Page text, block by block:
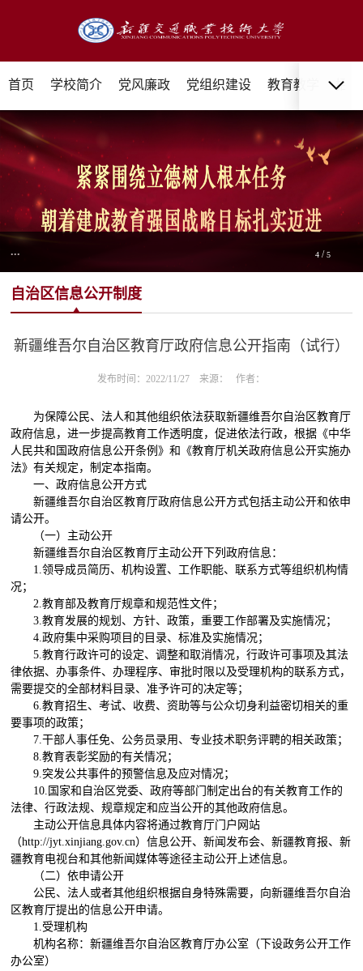
首页 学校简介 党风廉政 党组织建设 教育教学 招
... 4 /5
自治区信息公开制度
新疆维吾尔自治区教育厅政府信息公开指南（试行）
发布时间：2022/11/27 来源： 作者：
为保障公民、法人和其他组织依法获取新疆维吾尔自治区教育厅
政府信息，进一步提高教育工作透明度，促进依法行政，根据《中华
人民共和国政府信息公开条例》和《教育厅机关政府信息公开实施办
法》有关规定，制定本指南。
一、政府信息公开方式
新疆维吾尔自治区教育厅政府信息公开方式包括主动公开和依申
请公开。
（一）主动公开
新疆维吾尔自治区教育厅主动公开下列政府信息：
1.领导成员简历、机构设置、工作职能、联系方式等组织机构情
况；
2.教育部及教育厅规章和规范性文件；
3.教育发展的规划、方针、政策，重要工作部署及实施情况；
4.政府集中采购项目的目录、标准及实施情况；
5.教育行政许可的设定、调整和取消情况，行政许可事项及其法
律依据、办事条件、办理程序、审批时限以及受理机构的联系方式，
需要提交的全部材料目录、准予许可的决定等；
6.教育招生、考试、收费、资助等与公众切身利益密切相关的重
要事项的政策；
7.干部人事任免、公务员录用、专业技术职务评聘的相关政策；
8.教育表彰奖励的有关情况；
9.突发公共事件的预警信息及应对情况；
10. 国家和自治区党委、政府等部门制定出台的有关教育工作的
法律、行政法规、规章规定和应当公开的其他政府信息。
主动公开信息具体内容将通过教育厅门户网站
（http://jyt.xinjiang.gov.cn）信息公开、新闻发布会、新疆教育报、新
疆教育电视台和其他新闻媒体等途径主动公开上述信息。
（二）依申请公开
公民、法人或者其他组织根据自身特殊需要，向新疆维吾尔自治
区教育厅提出的信息公开申请。
1.受理机构
机构名称：新疆维吾尔自治区教育厅办公室（下设政务公开工作
办公室）